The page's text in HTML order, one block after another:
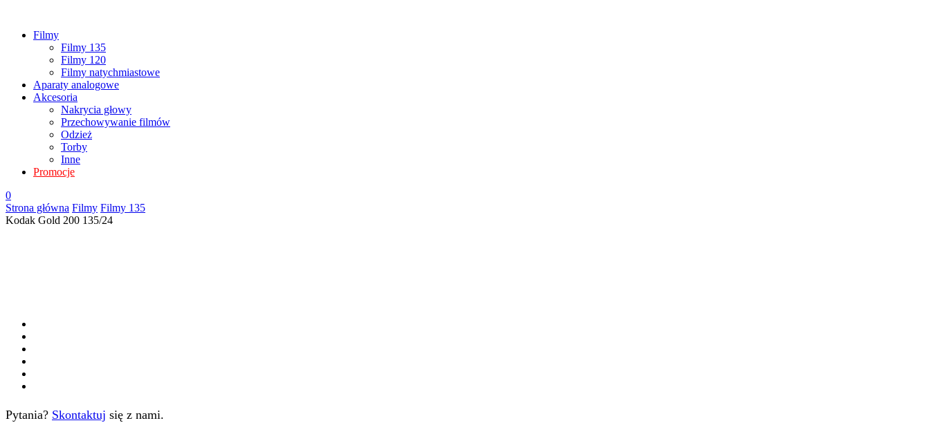
Filmy
Filmy 135
Filmy 120
Filmy natychmiastowe
Aparaty analogowe
Akcesoria
Nakrycia głowy
Przechowywanie filmów
Odzież
Torby
Inne
Promocje
0
Strona główna Filmy Filmy 135
Kodak Gold 200 135/24
Pytania? Skontaktuj się z nami.